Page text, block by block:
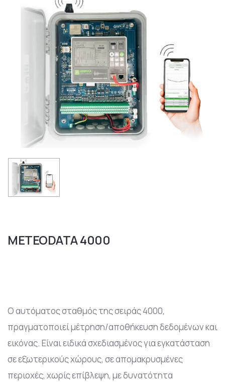
METEODATA 4000
Ο αυτόματος σταθμός της σειράς 4000,
πραγματοποιεί μέτρηση/αποθήκευση δεδομένων και
εικόνας. Είναι ειδικά σχεδιασμένος για εγκατάσταση
σε εξωτερικούς χώρους, σε απομακρυσμένες
περιοχές, χωρίς επίβλεψη, με δυνατότητα